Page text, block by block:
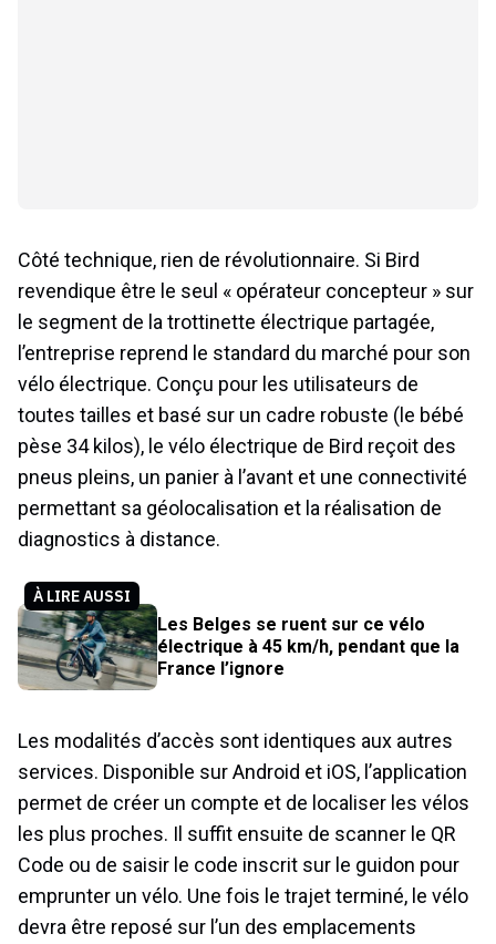
Côté technique, rien de révolutionnaire. Si Bird
revendique être le seul « opérateur concepteur » sur
le segment de la trottinette électrique partagée,
l’entreprise reprend le standard du marché pour son
vélo électrique. Conçu pour les utilisateurs de
toutes tailles et basé sur un cadre robuste (le bébé
pèse 34 kilos), le vélo électrique de Bird reçoit des
pneus pleins, un panier à l’avant et une connectivité
permettant sa géolocalisation et la réalisation de
diagnostics à distance.
À LIRE AUSSI
Les Belges se ruent sur ce vélo
électrique à 45 km/h, pendant que la
France l’ignore
Les modalités d’accès sont identiques aux autres
services. Disponible sur Android et iOS, l’application
permet de créer un compte et de localiser les vélos
les plus proches. Il suffit ensuite de scanner le QR
Code ou de saisir le code inscrit sur le guidon pour
emprunter un vélo. Une fois le trajet terminé, le vélo
devra être reposé sur l’un des emplacements